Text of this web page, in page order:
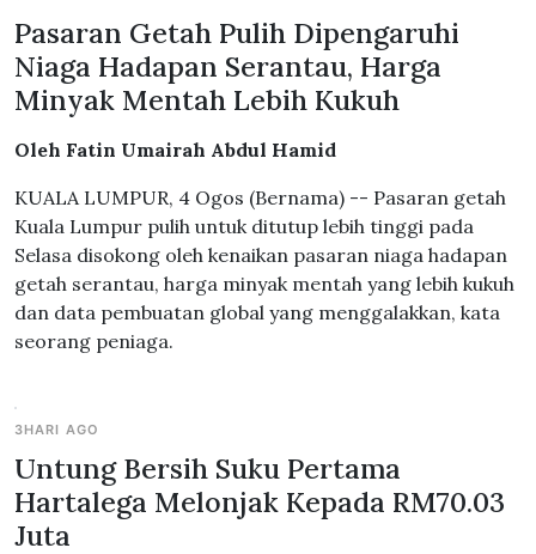
Pasaran Getah Pulih Dipengaruhi
Niaga Hadapan Serantau, Harga
Minyak Mentah Lebih Kukuh
Oleh Fatin Umairah Abdul Hamid
KUALA LUMPUR, 4 Ogos (Bernama) -- Pasaran getah
Kuala Lumpur pulih untuk ditutup lebih tinggi pada
Selasa disokong oleh kenaikan pasaran niaga hadapan
getah serantau, harga minyak mentah yang lebih kukuh
dan data pembuatan global yang menggalakkan, kata
seorang peniaga.
3HARI AGO
Untung Bersih Suku Pertama
Hartalega Melonjak Kepada RM70.03
Juta